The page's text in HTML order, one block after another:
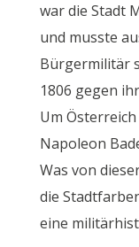
war die Stadt
und musste
Bürgermilitär
1806 gegen
Um
Napoleon
Was von
die
eine